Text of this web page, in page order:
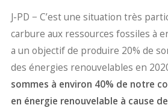
J-PD − C’est une situation très
carbure aux ressources fossiles à
a un objectif de produire 20% de
des énergies renouvelables en
sommes à environ 40% de notre
en énergie renouvelable à cause